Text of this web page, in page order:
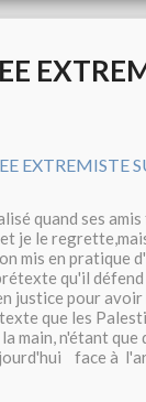
quand ses
je le
mis en pratique
qu'il
justice pour
que les
main, n'étant
face à